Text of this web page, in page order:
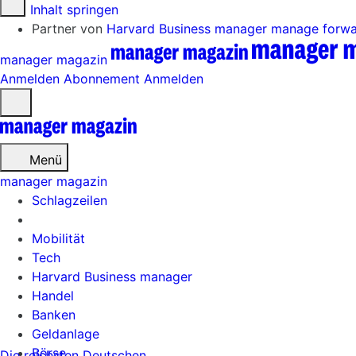
Zum Inhalt springen
Partner von Harvard Business manager manage
manager magazin
Anmelden Abonnement Anmelden
öffnen
Menü
Schlagzeilen
Mobilität
Tech
Harvard Business manager
Handel
Banken
Geldanlage
Börse
manager magazin